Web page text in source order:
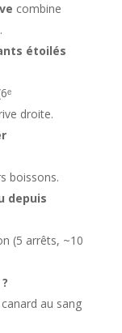
combine
étoilés
droite.
boissons.
depuis
(5 arrêts, ~10
au sang